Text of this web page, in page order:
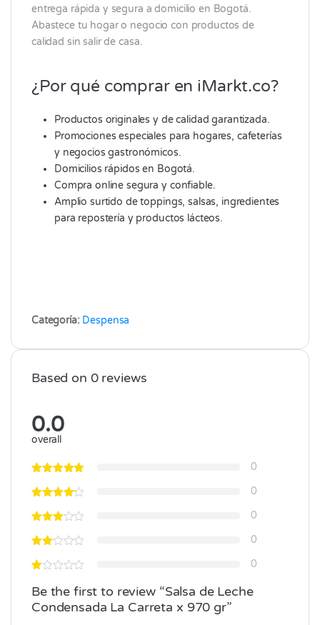
entrega rápida y segura a domicilio en Bogotá.
Abastece tu hogar o negocio con productos de
calidad sin salir de casa.
¿Por qué comprar en iMarkt.co?
Productos originales y de calidad garantizada.
Promociones especiales para hogares, cafeterías
y negocios gastronómicos.
Domicilios rápidos en Bogotá.
Compra online segura y confiable.
Amplio surtido de toppings, salsas, ingredientes
para repostería y productos lácteos.
Categoría: Despensa
Based on 0 reviews
0.0
overall
0
0
0
0
0
Be the first to review “Salsa de Leche
Condensada La Carreta x 970 gr”